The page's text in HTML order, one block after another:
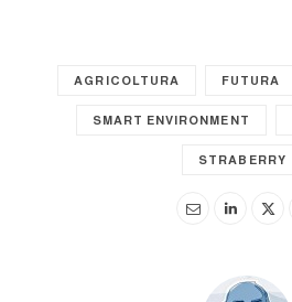
AGRICOLTURA FUTURA
SMART ENVIRONMENT
STRABERRY